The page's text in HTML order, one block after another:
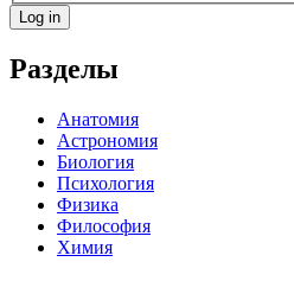
Разделы
Анатомия
Астрономия
Биология
Психология
Физика
Философия
Химия